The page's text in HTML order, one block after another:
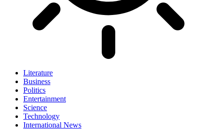
Literature
Business
Politics
Entertainment
Science
Technology
International News